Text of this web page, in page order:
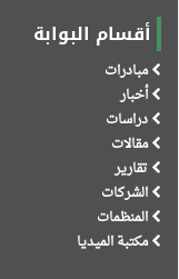
أقسام البوابة
مبادرات
أخبار
دراسات
مقالات
تقارير
الشركات
المنظمات
مكتبة الميديا